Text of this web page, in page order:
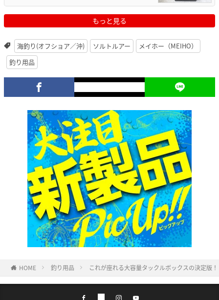
もっと見る
海釣り(オフショア／沖) ソルトルアー
メイホー（MEIHO）
釣り用品
HOME 釣り用品 これが座れる大容量タックルボックスの決定版